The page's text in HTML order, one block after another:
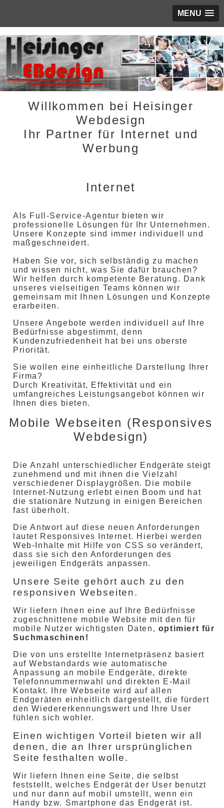
MENU
Willkommen bei Heisinger
Webdesign
Ihr Partner für Internet und
Werbung
Internet
Als Full-Service-Agentur bieten wir
professionelle Lösungen für Ihr Unternehmen.
Unsere Konzepte sind immer individuell und
maßgeschneidert.
Haben Sie vor, sich selbständig zu machen
und wissen nicht, was Sie dafür brauchen?
Wir helfen durch kompetente Beratung. Dank
unseres vielseitigen Teams können wir
gemeinsam mit Ihnen Lösungen und Konzepte
erarbeiten.
Unsere Angebote werden individuell auf Ihre
Bedürfnisse abgestimmt, denn
Kundenzufriedenheit hat bei uns oberste
Priorität.
Sie wollen eine einheitliche Darstellung Ihrer
Firma?
Durch Kreativität, Effektivität und ein
umfangreiches Leistungsangebot können wir
Ihnen dies bieten.
Mobile Webseiten (Responsives
Webdesign)
Die Anzahl unterschiedlicher Endgeräte steigt
zunehmend und mit ihnen die Vielzahl
verschiedener Displaygrößen. Die mobile
Internet-Nutzung erlebt einen Boom und hat
die stationäre Nutzung in einigen Bereichen
fast überholt.
Die Antwort auf diese neuen Anforderungen
lautet Responsives Internet. Hierbei werden
Web-Inhalte mit Hilfe von CSS so verändert,
dass sie sich den Anforderungen des
jeweiligen Endgeräts anpassen.
Unsere Seite gehört auch zu den
responsiven Webseiten.
Wir liefern Ihnen eine auf Ihre Bedürfnisse
zugeschnittene mobile Website mit den für
mobile Nutzer wichtigsten Daten, optimiert für
Suchmaschinen!
Die von uns erstellte Internetpräsenz basiert
auf Webstandards wie automatische
Anpassung an mobile Endgeräte, direkte
Telefonnummernwahl und direkten E-Mail
Kontakt. Ihre Webseite wird auf allen
Endgeräten einheitlich dargestellt, die fürdert
den Wiedererkennungswert und Ihre User
fühlen sich wohler.
Einen wichtigen Vorteil bieten wir all
denen, die an Ihrer ursprünglichen
Seite festhalten wolle.
Wir liefern Ihnen eine Seite, die selbst
feststellt, welches Endgerät der User benutzt
und nur dann auf mobil umstellt, wenn ein
Handy bzw. Smartphone das Endgerät ist.